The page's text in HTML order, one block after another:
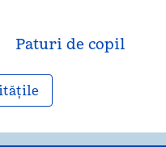
Paturi de copil